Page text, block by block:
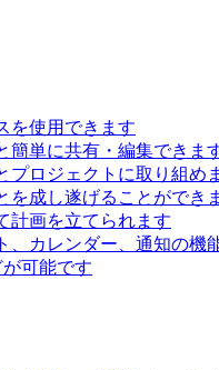
を使用できます
簡単に共有・編集できま
プロジェクトに取り組め
を成し遂げることができ
計画を立てられます
カレンダー、通知の機
可能です